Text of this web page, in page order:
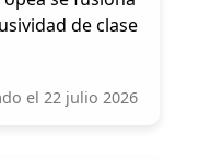
de clase
el 22 julio 2026